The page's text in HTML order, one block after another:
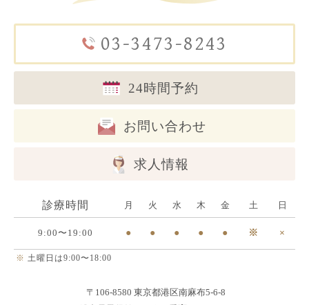
03-3473-8243
24時間予約
お問い合わせ
求人情報
診療時間 月 火 水 木 金 土 日
9:00〜19:00 ● ● ● ● ● ※ ×
※ 土曜日は9:00〜18:00
〒106-8580 東京都港区南麻布5-6-8